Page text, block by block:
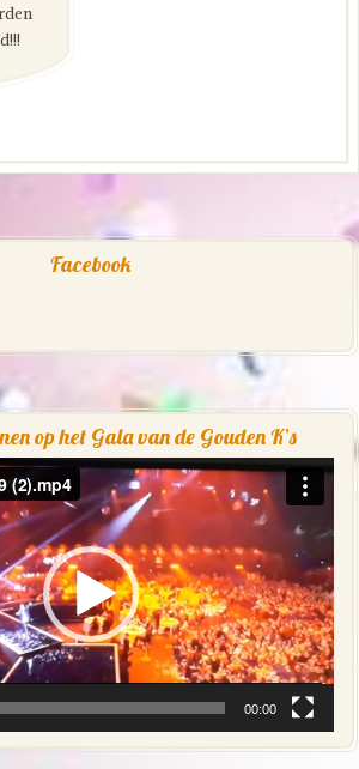
Facebook
op het Gala van de Gouden K’s
00:00